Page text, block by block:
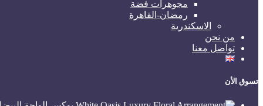
مجوهرات فضة
رمضان-القاهرة
الاسكندرية
من نحن
تواصل معنا
تسوق الأن